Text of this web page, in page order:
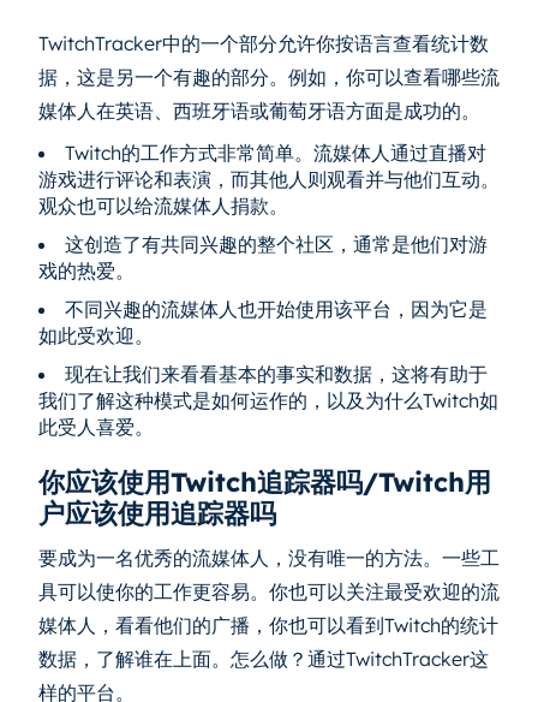
TwitchTracker中的一个部分允许你按语言查看统计数
据，这是另一个有趣的部分。例如，你可以查看哪些流
媒体人在英语、西班牙语或葡萄牙语方面是成功的。
Twitch的工作方式非常简单。流媒体人通过直播对
游戏进行评论和表演，而其他人则观看并与他们互动。
观众也可以给流媒体人捐款。
这创造了有共同兴趣的整个社区，通常是他们对游
戏的热爱。
不同兴趣的流媒体人也开始使用该平台，因为它是
如此受欢迎。
现在让我们来看看基本的事实和数据，这将有助于
我们了解这种模式是如何运作的，以及为什么Twitch如
此受人喜爱。
你应该使用Twitch追踪器吗/Twitch用
户应该使用追踪器吗
要成为一名优秀的流媒体人，没有唯一的方法。一些工
具可以使你的工作更容易。你也可以关注最受欢迎的流
媒体人，看看他们的广播，你也可以看到Twitch的统计
数据，了解谁在上面。怎么做？通过TwitchTracker这
样的平台。